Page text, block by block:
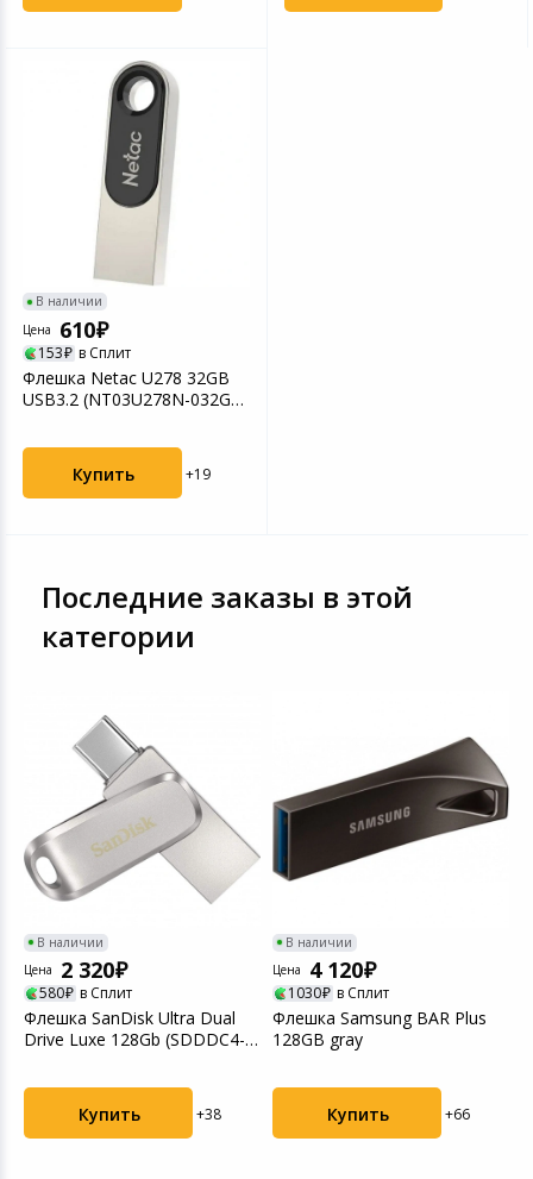
В наличии
Цена
610
153 в Сплит
Флешка Netac U278 32GB
USB3.2 (NT03U278N-032G-
Купить +19
Последние заказы в этой
категории
В наличии
Цена
2 320
580 в Сплит
Флешка SanDisk Ultra Dual
Drive Luxe 128Gb (SDDDC4-
Купить +38
В наличии
Цена
4 120
1030 в Сплит
Флешка Samsung BAR Plus
128GB gray
Купить +66